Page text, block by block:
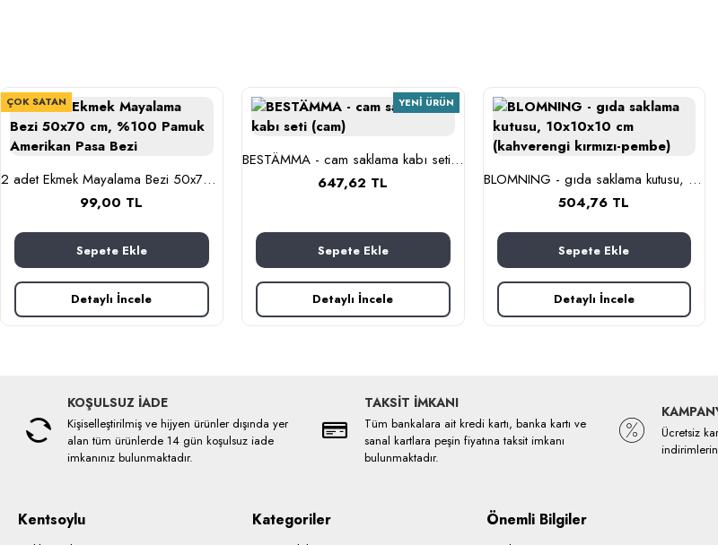
ÇOK SATAN
2 adet Ekmek Mayalama Bezi 50x70 cm, %100 Pamuk Amerikan Pasa Bezi
99,00 TL
Sepete Ekle
Detaylı İncele
YENI ÜRÜN
BESTÄMMA - cam saklama kabı seti (cam)
647,62 TL
Sepete Ekle
Detaylı İncele
BLOMNING - gıda saklama kutusu, 10x10x10 cm (kahverengi kırmızı-pembe)
504,76 TL
Sepete Ekle
Detaylı İncele
KOŞULSUZ İADE
Kişiselleştirilmiş ve hijyen ürünler dışında yer
alan tüm ürünlerde 14 gün koşulsuz iade
imkanınız bulunmaktadır.
TAKSİT İMKANI
Tüm bankalara ait kredi kartı, banka kartı ve
sanal kartlara peşin fiyatına taksit imkanı
bulunmaktadır.
Ücretsiz
Kentsoylu Kategoriler Önemli Bilgiler